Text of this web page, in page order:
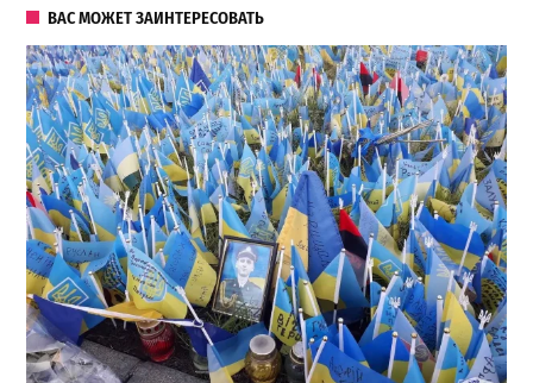
ВАС МОЖЕТ ЗАИНТЕРЕСОВАТЬ